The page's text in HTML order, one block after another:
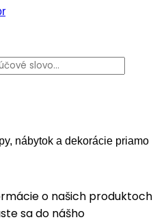
nábytok a dekorácie priamo
o našich produktoch
sa do nášho